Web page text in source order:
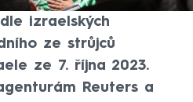
izraelských
ze strůjců
ze 7. října 2023.
Reuters a